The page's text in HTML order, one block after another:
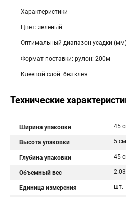
Характеристики
Цвет: зеленый
Оптимальный диапазон усадки
Формат поставки: рулон: 200м
Клеевой слой: без клея
Технические
Ширина упаковки 45
Высота упаковки 5 см
Глубина упаковки 45
Объемный вес
Единица измерения шт.